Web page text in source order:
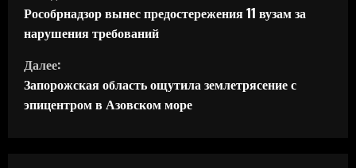
р
о
д
о
Рособрнадзор вынес предостережения 11 вузам за
нарушения требований
Далее:
Запорожская область ощутила землетрясение с
эпицентром в Азовском море